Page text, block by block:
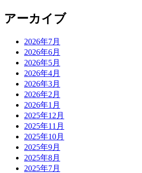
アーカイブ
2026年7月
2026年6月
2026年5月
2026年4月
2026年3月
2026年2月
2026年1月
2025年12月
2025年11月
2025年10月
2025年9月
2025年8月
2025年7月